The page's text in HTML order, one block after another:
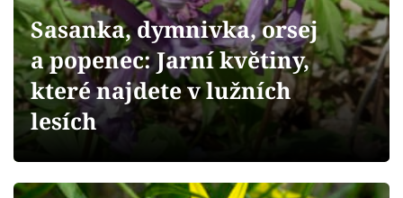
Přihlášení
Sledujte nás
Sasanka, dymnivka, orsej
a popenec: Jarní květiny,
které najdete v lužních
lesích